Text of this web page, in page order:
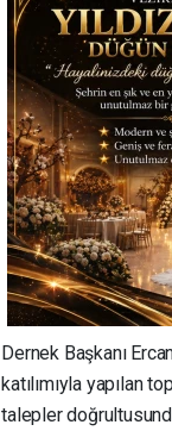
Dernek Başkanı
katılımıyla yapılan
talepler